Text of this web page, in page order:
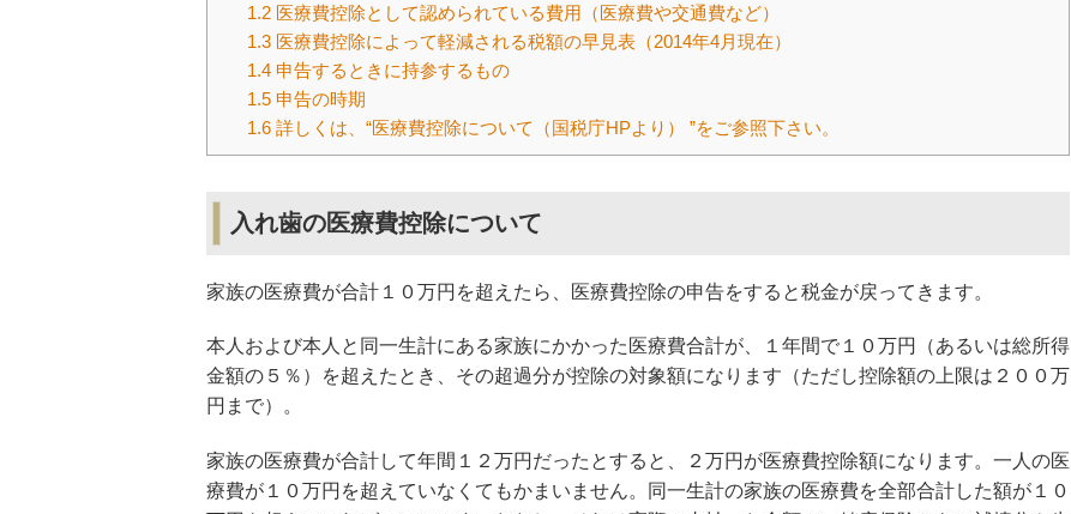
1.2医療費控除として認められている費用（医療費や交通費など）
1.3医療費控除によって軽減される税額の早見表（2014年4月現在）
1.4申告するときに持参するもの
1.5申告の時期
1.6詳しくは、“医療費控除について（国税庁HPより） ”をご参照下さい。
入れ歯の医療費控除について
家族の医療費が合計１０万円を超えたら、医療費控除の申告をすると税金が戻ってきます。
本人および本人と同一生計にある家族にかかった医療費合計が、１年間で１０万円（あるいは総所得
金額の５％）を超えたとき、その超過分が控除の対象額になります（ただし控除額の上限は２００万
円まで）。
家族の医療費が合計して年間１２万円だったとすると、２万円が医療費控除額になります。一人の医
療費が１０万円を超えていなくてもかまいません。同一生計の家族の医療費を全部合計した額が１０